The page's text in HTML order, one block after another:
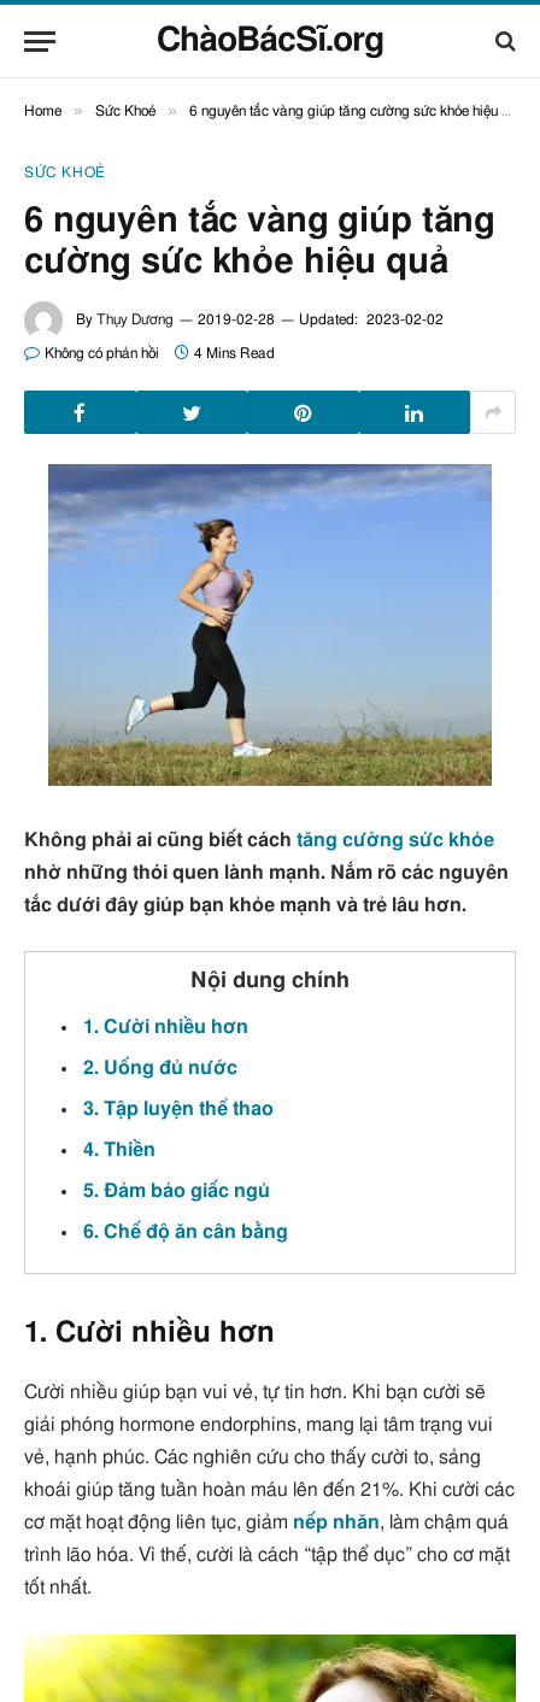
ChàoBácSĩ.org
Home » Sức Khoẻ » 6 nguyên tắc vàng giúp tăng cường sức khỏe hiệu quả
SỨC KHOẺ
6 nguyên tắc vàng giúp tăng
cường sức khỏe hiệu quả
By Thụy Dương 2019-02-28 Updated: 2023-02-02
Không có phản hồi 4 Mins Read
Không phải ai cũng biết cách tăng cường sức khỏe
nhờ những thói quen lành mạnh. Nắm rõ các nguyên
tắc dưới đây giúp bạn khỏe mạnh và trẻ lâu hơn.
Nội dung chính
1. Cười nhiều hơn
2. Uống đủ nước
3. Tập luyện thể thao
4. Thiền
5. Đảm bảo giấc ngủ
6. Chế độ ăn cân bằng
1. Cười nhiều hơn
Cười nhiều giúp bạn vui vẻ, tự tin hơn. Khi bạn cười sẽ
giải phóng hormone endorphins, mang lại tâm trạng vui
vẻ, hạnh phúc. Các nghiên cứu cho thấy cười to, sảng
khoái giúp tăng tuần hoàn máu lên đến 21%. Khi cười các
cơ mặt hoạt động liên tục, giảm nếp nhăn, làm chậm quá
trình lão hóa. Vì thế, cười là cách “tập thể dục” cho cơ mặt
tốt nhất.